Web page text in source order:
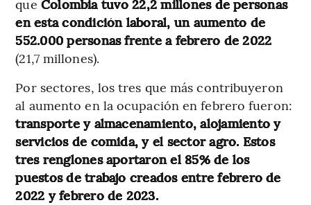
que Colombia tuvo 22,2 millones de personas
en esta condición laboral, un aumento de
552.000 personas frente a febrero de 2022
(21,7 millones).
Por sectores, los tres que más contribuyeron
al aumento en la ocupación en febrero fueron:
transporte y almacenamiento, alojamiento y
servicios de comida, y el sector agro. Estos
tres renglones aportaron el 85% de los
puestos de trabajo creados entre febrero de
2022 y febrero de 2023.